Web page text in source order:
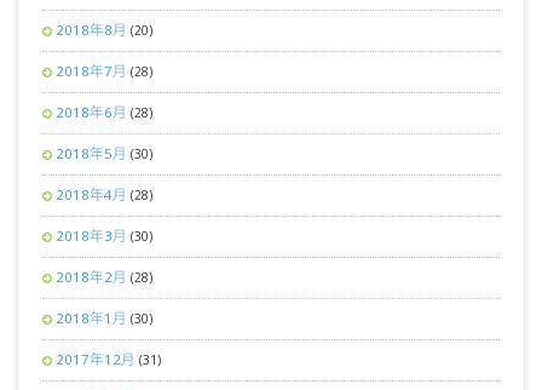
2018年8月 (20)
2018年7月 (28)
2018年6月 (28)
2018年5月 (30)
2018年4月 (28)
2018年3月 (30)
2018年2月 (28)
2018年1月 (30)
2017年12月 (31)